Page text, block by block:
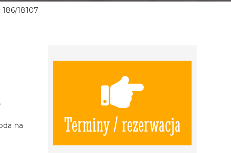
186/18107
Terminy / rezerwacja
na